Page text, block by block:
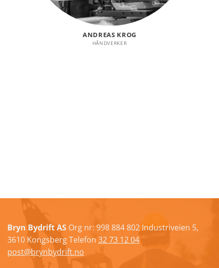
ANDREAS KROG
HÅNDVERKER
Bryn Bydrift AS Org nr: 998 884 802 Industriveien 5,
3610 Kongsberg Telefon 32 73 12 04
post@brynbydrift.no